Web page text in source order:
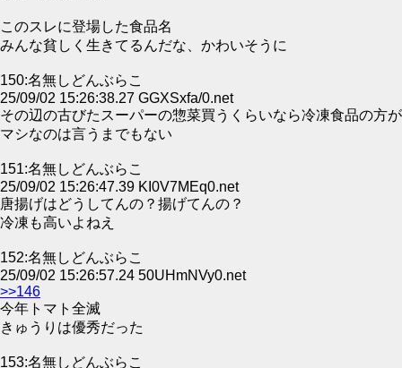
このスレに登場した食品名
みんな貧しく生きてるんだな、かわいそうに
150:名無しどんぶらこ
25/09/02 15:26:38.27 GGXSxfa/0.net
その辺の古びたスーパーの惣菜買うくらいなら冷凍食品の方が
マシなのは言うまでもない
151:名無しどんぶらこ
25/09/02 15:26:47.39 KI0V7MEq0.net
唐揚げはどうしてんの？揚げてんの？
冷凍も高いよねえ
152:名無しどんぶらこ
25/09/02 15:26:57.24 50UHmNVy0.net
>>146
今年トマト全滅
きゅうりは優秀だった
153:名無しどんぶらこ